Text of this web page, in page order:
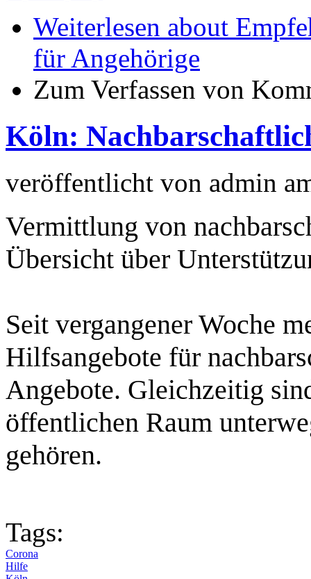
Weiterlesen about
für Angehörige
Zum Verfassen von
Köln:
veröffentlicht von admin
Vermittlung von
Übersicht über
Seit vergangener Woche
Hilfsangebote für
Angebote. Gleichzeitig
öffentlichen Raum
gehören.
Tags:
Corona
Hilfe